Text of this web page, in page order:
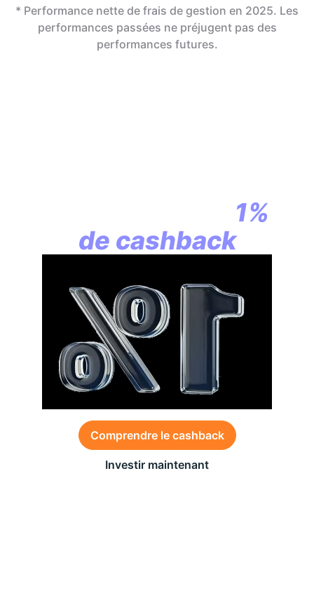
* Performance nette de frais de gestion en 2025. Les
performances passées ne préjugent pas des
performances futures.
1%
de cashback
Comprendre le cashback
Investir maintenant